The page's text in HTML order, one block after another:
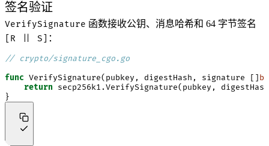
签名验证
VerifySignature 函数接收公钥、消息哈希和 64 字节签名
[R || S] ：
// crypto/signature_cgo.go
func VerifySignature( pubkey , digestHash , signature []
return
secp256k1 .VerifySignature( pubkey ,
digestHash
}